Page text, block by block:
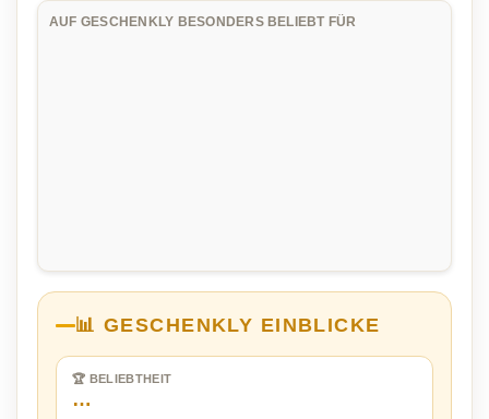
AUF GESCHENKLY BESONDERS BELIEBT FÜR
📊 GESCHENKLY EINBLICKE
🏆 BELIEBTHEIT
…